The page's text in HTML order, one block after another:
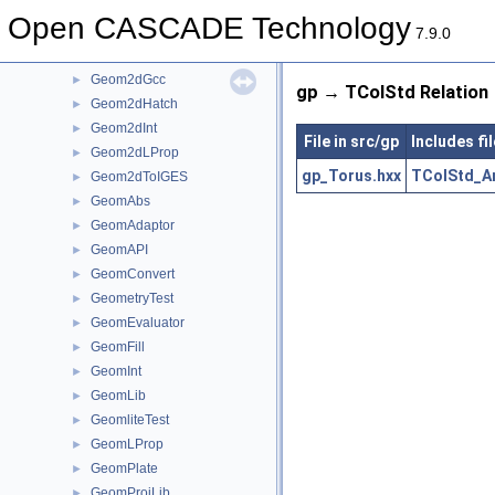
Open CASCADE Technology 7.9.0
► Geom2dConvert
► Geom2dGcc
► Geom2dHatch
► Geom2dInt
► Geom2dLProp
► Geom2dToIGES
► GeomAbs
► GeomAdaptor
► GeomAPI
► GeomConvert
► GeometryTest
► GeomEvaluator
► GeomFill
► GeomInt
► GeomLib
► GeomliteTest
► GeomLProp
► GeomPlate
gp → TColStd Relation
File in src/gp
Includes
gp_Torus.hxx